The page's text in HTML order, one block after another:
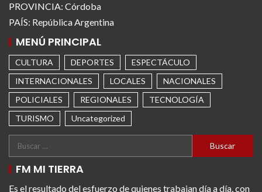
PROVINCIA: Córdoba
PAÍS: República Argentina
MENÚ PRINCIPAL
CULTURA DEPORTES
ESPECTÁCULO
INTERNACIONALES
LOCALES
NACIONALES
POLICIALES
REGIONALES
TECNOLOGÍA
TURISMO
Uncategorized
FM MI TIERRA
Es el resultado del esfuerzo de quienes trabajan día a día, con